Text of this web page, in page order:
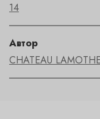
14
Автор
CHATEAU